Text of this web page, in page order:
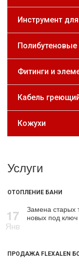
Инструмент
Полибутеновые
Фитинги и
Кабель
Кожухи
Услуги
ОТОПЛЕНИЕ БАНИ
17
Янв
Замена старых
новых под
ПРОДАЖА FLEXALEN